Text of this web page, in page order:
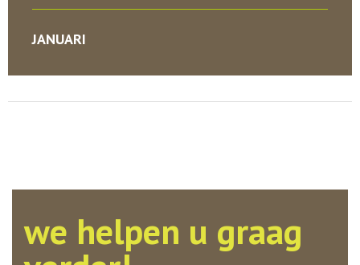
JANUARI
we helpen u graag